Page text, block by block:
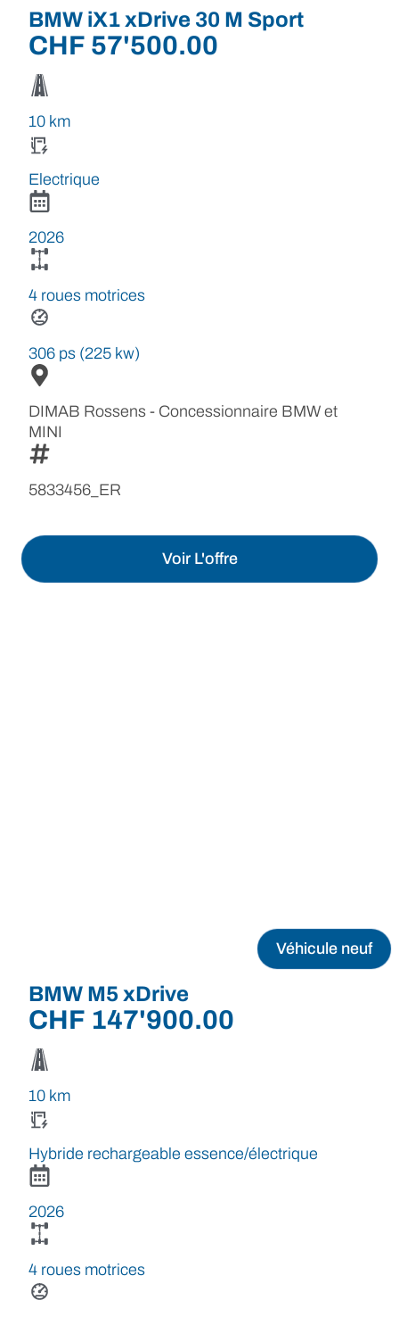
BMW iX1 xDrive 30 M Sport
CHF 57'500.00
10 km
Electrique
2026
4 roues motrices
306 ps (225 kw)
DIMAB Rossens - Concessionnaire BMW et
MINI
5833456_ER
Voir L'offre
Véhicule neuf
BMW M5 xDrive
CHF 147'900.00
10 km
Hybride rechargeable essence/électrique
2026
4 roues motrices